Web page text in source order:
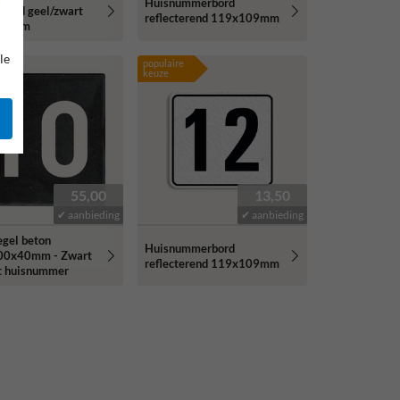
geel/zwart
Huisnummerbord
reflecterend 119x109mm
55,00
✔ aanbieding
beton
- Zwart
huisnummer
populaire
keuze
13,50
✔ aanbieding
Huisnummerbord
reflecterend 119x109mm